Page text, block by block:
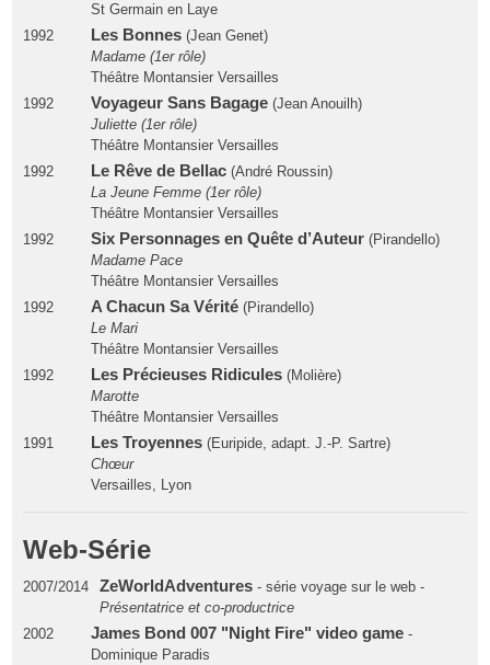
St Germain en Laye
1992
Les Bonnes(Jean Genet)
Madame (1er rôle)
Théâtre Montansier Versailles
1992
Voyageur Sans Bagage(Jean Anouilh)
Juliette (1er rôle)
Théâtre Montansier Versailles
1992
Le Rêve de Bellac(André Roussin)
La Jeune Femme (1er rôle)
Théâtre Montansier Versailles
1992
Six Personnages en Quête d’Auteur(Pirandello)
Madame Pace
Théâtre Montansier Versailles
1992
A Chacun Sa Vérité(Pirandello)
Le Mari
Théâtre Montansier Versailles
1992
Les Précieuses Ridicules(Molière)
Marotte
Théâtre Montansier Versailles
1991
Les Troyennes(Euripide, adapt. J.-P. Sartre)
Chœur
Versailles, Lyon
Web-Série
2007/2014 ZeWorldAdventures - série voyage sur le web -
Présentatrice et co-productrice
2002
James Bond 007 "Night Fire" video game-
Dominique Paradis